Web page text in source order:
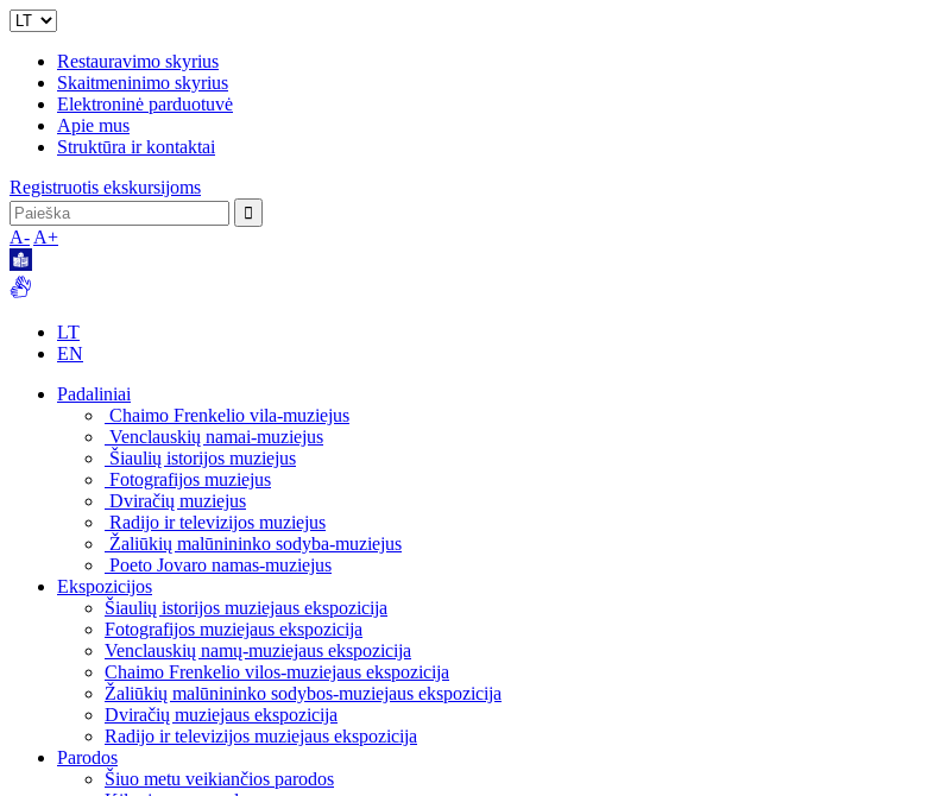
Restauravimo skyrius
Skaitmeninimo skyrius
Elektroninė parduotuvė
Apie mus
Struktūra ir kontaktai
Registruotis ekskursijoms
A- A+
LT
EN
Padaliniai
Chaimo Frenkelio vila-muziejus
Venclauskių namai-muziejus
Šiaulių istorijos muziejus
Fotografijos muziejus
Dviračių muziejus
Radijo ir televizijos muziejus
Žaliūkių malūnininko sodyba-muziejus
Poeto Jovaro namas-muziejus
Ekspozicijos
Šiaulių istorijos muziejaus ekspozicija
Fotografijos muziejaus ekspozicija
Venclauskių namų-muziejaus ekspozicija
Chaimo Frenkelio vilos-muziejaus ekspozicija
Žaliūkių malūnininko sodybos-muziejaus ekspozicija
Dviračių muziejaus ekspozicija
Radijo ir televizijos muziejaus ekspozicija
Parodos
Šiuo metu veikiančios parodos